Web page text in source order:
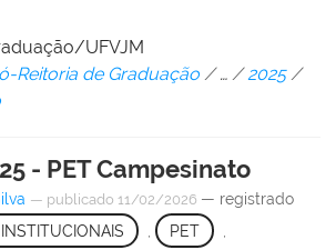
UFVJM
Reitoria de Graduação /… /2025 /
- PET Campesinato
— publicado 11/02/2026 — registrado
PET